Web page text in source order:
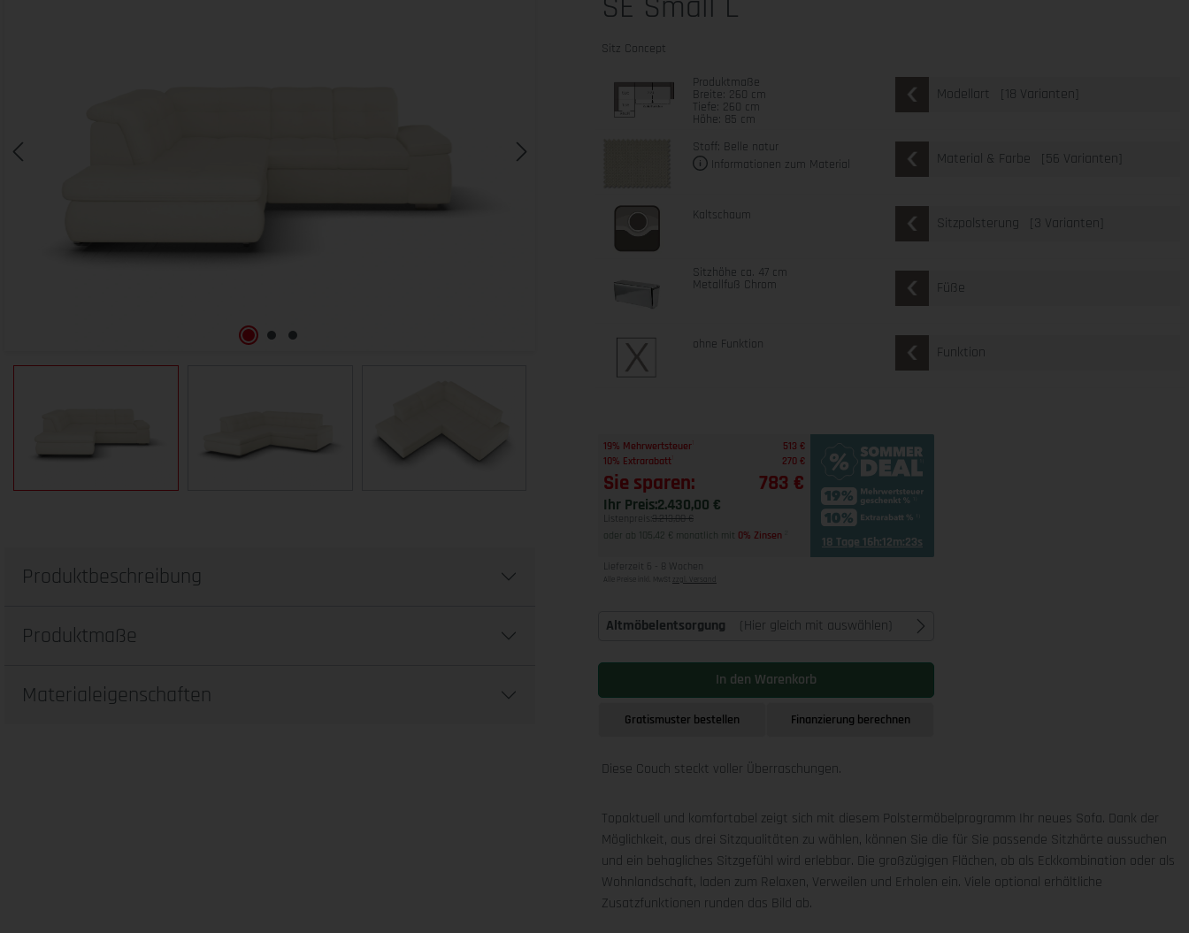
Sitz Concept
Produktmaße
Breite: 260 cm
Tiefe: 260 cm
Höhe: 85 cm
Modellart [18 Varianten]
Stoff: Belle natur
Informationen zum Material
Material & Farbe [56 Varianten]
Kaltschaum Sitzpolsterung [3 Varianten]
Sitzhöhe ca. 47 cm
Metallfuß Chrom Füße
ohne Funktion Funktion
19% Mehrwertsteuer
513 €
10% Extrarabatt
270 €
Sie sparen: 783 €
Ihr Preis:2.430,00 €
Listenpreis: 3.213,00 €
oder ab 105,42 € monatlich mit 0% Zinsen 18 Tage 16h:12m:22s
Lieferzeit 6 - 8 Wochen
Alle Preise inkl. MwSt zzgl. Versand
Altmöbelentsorgung (Hier gleich mit auswählen)
In den Warenkorb
Gratismuster bestellen Finanzierung berechnen
Diese Couch steckt voller Überraschungen.
Topaktuell und komfortabel zeigt sich mit diesem Polstermöbelprogramm Ihr neues Sofa. Dank der
Möglichkeit, aus drei Sitzqualitäten zu wählen, können Sie die für Sie passende Sitzhärte aussuchen
und ein behagliches Sitzgefühl wird erlebbar. Die großzügigen Flächen, ob als Eckkombination oder als
Wohnlandschaft, laden zum Relaxen, Verweilen und Erholen ein. Viele optional erhältliche
Zusatzfunktionen runden das Bild ab.
Produktbeschreibung
Produktmaße
Materialeigenschaften